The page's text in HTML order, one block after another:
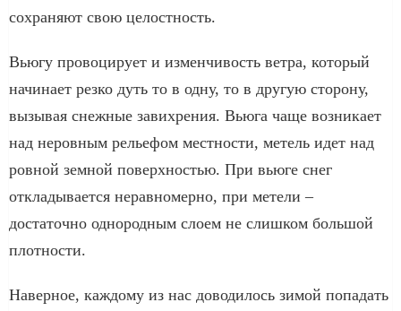
сохраняют свою целостность.
Вьюгу провоцирует и изменчивость ветра, который
начинает резко дуть то в одну, то в другую сторону,
вызывая снежные завихрения. Вьюга чаще возникает
над неровным рельефом местности, метель идет над
ровной земной поверхностью. При вьюге снег
откладывается неравномерно, при метели –
достаточно однородным слоем не слишком большой
плотности.
Наверное, каждому из нас доводилось зимой попадать